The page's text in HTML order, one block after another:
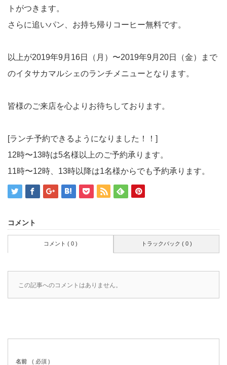
トがつきます。
さらに追いパン、お持ち帰りコーヒー無料です。
以上が2019年9月16日（月）〜2019年9月20日（金）まで
のイタサカマルシェのランチメニューとなります。
皆様のご来店を心よりお待ちしております。
[ランチ予約できるようになりました！！]
12時〜13時は5名様以上のご予約承ります。
11時〜12時、13時以降は1名様からでも予約承ります。
コメント
コメント ( 0 ) トラックバック ( 0 )
この記事へのコメントはありません。
名前 ( 必須 )